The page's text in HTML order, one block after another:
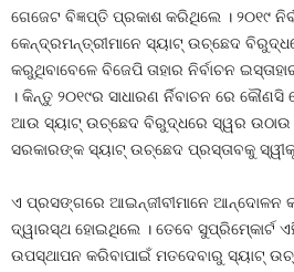
ଗେଜେଟ ବିଜ୍ଞପ୍ତି ପ୍ରକାଶ କରିଥିଲେ । ୨୦୧୯
କେନ୍ଦ୍ରମନ୍ତ୍ରୀମାନେ ସ୍ୟାଟ୍‍ ଉଚ୍ଛେଦ
କରୁଥିବାବେଳେ ବିଜେପି ତାହାର ନିର୍ବାଚନ
। କିନ୍ତୁ ୨୦୧୯ର ସାଧାରଣ ର୍ନିବାଚନ ରେ
ଆଉ ସ୍ୟାଟ୍‍ ଉଚ୍ଛେଦ ବିରୁଦ୍ଧରେ ସ୍ୱର ଉଠାଉ
ସରକାରଙ୍କ ସ୍ୟାଟ୍‍ ଉଚ୍ଛେଦ ପ୍ରସ୍ତାବକୁ
ଏ ପ୍ରସଙ୍ଗରେ ଆଇନ୍‍ଜୀବୀମାନେ ଆନ୍ଦୋଳନ
ଦ୍ୱାରସ୍ଥ ହୋଇଥିଲେ । ତେବେ ସୁପ୍ରିମ୍‍କୋର୍ଟ
ଉପସ୍ଥାପନ କରିବାପାଇଁ ମତଦେବାରୁ ସ୍ୟାଟ୍‍